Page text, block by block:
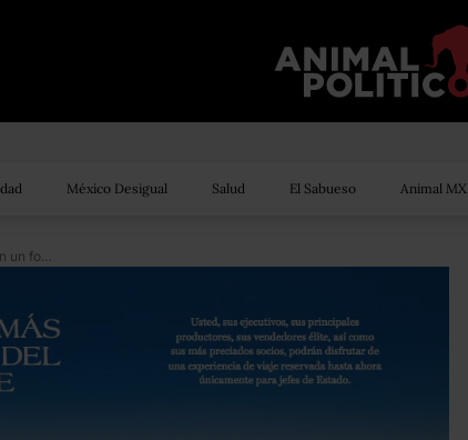
México Desigual Salud El Sabueso Animal MX
‘Incomparable’, ‘emblemático’: con un folleto el gobierno busca vender el avión presidencial